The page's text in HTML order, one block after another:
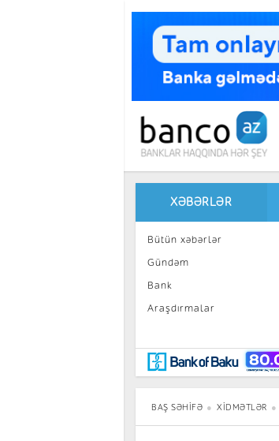
XƏBƏRLƏR
Bütün xəbərlər
Gündəm
Bank
Araşdırmalar
Maraqlı
BancoTV
Müsahibə
BAŞ SƏHIFƏ XIDMƏTLƏR